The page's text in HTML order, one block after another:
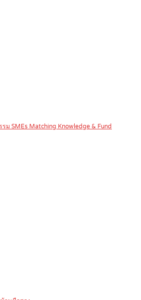
ม SMEs Matching Knowledge & Fund